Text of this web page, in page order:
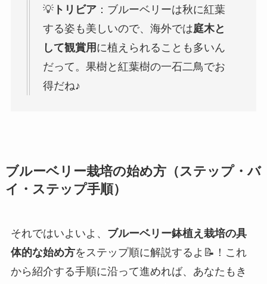
💡トリビア：ブルーベリーは秋に紅葉
する姿も美しいので、海外では庭木と
して観賞用 に植えられることも多いん
だって。果樹と紅葉樹の一石二鳥でお
得だね♪
ブルーベリー栽培の始め方（ステップ・バ
イ・ステップ手順）
それではいよいよ、 ブルーベリー鉢植え栽培の具
体的な始め方をステップ順に解説するよ📝！これ
から紹介する手順に沿って進めれば、あなたもき